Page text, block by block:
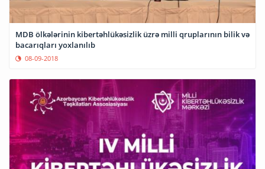
MDB ölkələrinin kibertəhlükəsizlik üzrə milli qruplarının bilik və
bacarıqları yoxlanılıb
08-09-2018